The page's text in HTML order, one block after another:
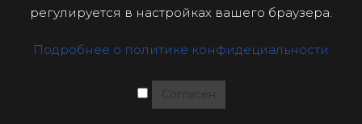
регулируется в настройках вашего браузера.
Подробнее о политике конфидециальности
Согласен